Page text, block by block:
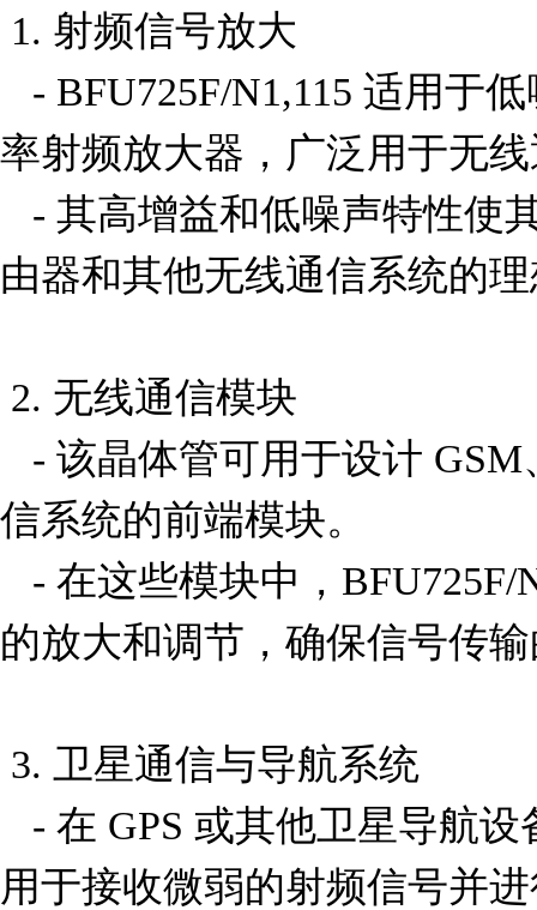
率射频放大器，广泛用于无
由器和其他无线通信系统的
信系统的前端模块。
的放大和调节，确保信号传
用于接收微弱的射频信号并